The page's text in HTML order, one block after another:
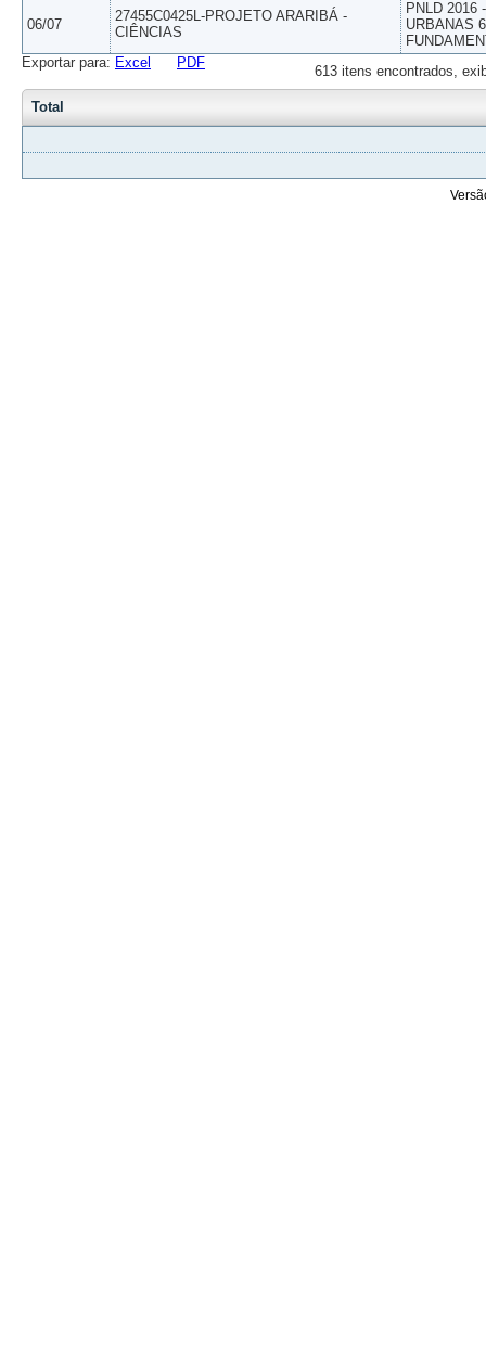
06/07
27455C0425L-PROJETO ARARIBÁ -
CIÊNCIAS
PNLD 2016
URBANAS
613 itens encontrados,
Exportar para: Excel PDF
Total